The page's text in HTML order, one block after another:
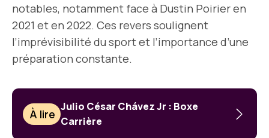
notables, notamment face à Dustin Poirier en
2021 et en 2022. Ces revers soulignent
l’imprévisibilité du sport et l’importance d’une
préparation constante.
À lire
Julio César Chávez Jr : Boxe
Carrière